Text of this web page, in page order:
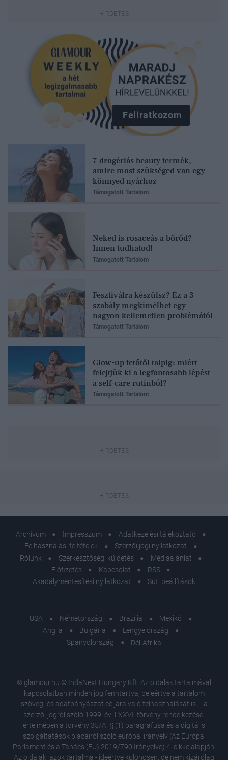
Feliratkozom
7 drogériás beauty termék,
amire most szükséged van egy
könnyed nyárhoz
Támogatott Tartalom
Neked is rosaceás a bőrőd?
Innen tudhatod!
Támogatott Tartalom
Fesztiválra készülsz? Ez a 3
szabály megkímélhet egy
nagyon kellemetlen problémától
Támogatott Tartalom
Glow-up tetőtől talpig: miért
felejtjük ki a legfontosabb lépést
a self-care rutinból?
Támogatott Tartalom
Archívum Impresszum
Adatkezelési tájékoztató
Felhasználási feltételek
Szerzői jogi nyilatkozat
Rólunk
Szerkesztőségi küldetés
Médiaajánlat
Előfizetés
Kapcsolat
RSS
Akadálymentesítési nyilatkozat
Süti beállítások
USA Németország Brazília
Mexikó
Anglia
Bulgária
Lengyelország
Spanyolország
Dél-Afrika
© glamour.hu © IndaNext Hungary Kft. Az oldalak tartalmával
kapcsolatban minden jog fenntartva, beleértve a tartalom
szöveg- és adatbányászat céljára való felhasználását is – a
szerzői jogról szóló 1999. évi LXXVI. törvény rendelkezései
értelmében a törvény 35/A. § (1) paragrafusa és a digitális
szolgáltatások piacairól szóló európai irányelv (Az Európai
Parlament és a Tanács (EU) 2019/790 Irányelve) 4. cikke alapján!
Az oldalak, azok tartalma - ideértve különösen, de nem kizárólag